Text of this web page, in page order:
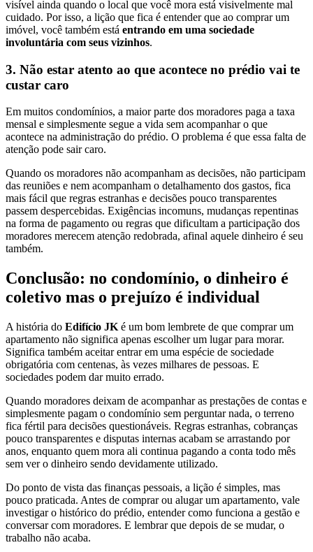
visível ainda quando o local que você mora está visivelmente mal
cuidado. Por isso, a lição que fica é entender que ao comprar um
imóvel, você também está entrando em uma sociedade
involuntária com seus vizinhos.
3. Não estar atento ao que acontece no prédio vai te
custar caro
Em muitos condomínios, a maior parte dos moradores paga a taxa
mensal e simplesmente segue a vida sem acompanhar o que
acontece na administração do prédio. O problema é que essa falta de
atenção pode sair caro.
Quando os moradores não acompanham as decisões, não participam
das reuniões e nem acompanham o detalhamento dos gastos, fica
mais fácil que regras estranhas e decisões pouco transparentes
passem despercebidas. Exigências incomuns, mudanças repentinas
na forma de pagamento ou regras que dificultam a participação dos
moradores merecem atenção redobrada, afinal aquele dinheiro é seu
também.
Conclusão: no condomínio, o dinheiro é
coletivo mas o prejuízo é individual
A história do Edifício JK é um bom lembrete de que comprar um
apartamento não significa apenas escolher um lugar para morar.
Significa também aceitar entrar em uma espécie de sociedade
obrigatória com centenas, às vezes milhares de pessoas. E
sociedades podem dar muito errado.
Quando moradores deixam de acompanhar as prestações de contas e
simplesmente pagam o condomínio sem perguntar nada, o terreno
fica fértil para decisões questionáveis. Regras estranhas, cobranças
pouco transparentes e disputas internas acabam se arrastando por
anos, enquanto quem mora ali continua pagando a conta todo mês
sem ver o dinheiro sendo devidamente utilizado.
Do ponto de vista das finanças pessoais, a lição é simples, mas
pouco praticada. Antes de comprar ou alugar um apartamento, vale
investigar o histórico do prédio, entender como funciona a gestão e
conversar com moradores. E lembrar que depois de se mudar, o
trabalho não acaba.